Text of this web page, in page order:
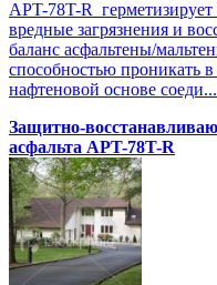
APT-78T-R герметизирует
вредные загрязнения и
баланс асфальтены/
способностью проникать
нафтеновой основе соеди...
Защитно-
асфальта APT-78T-R